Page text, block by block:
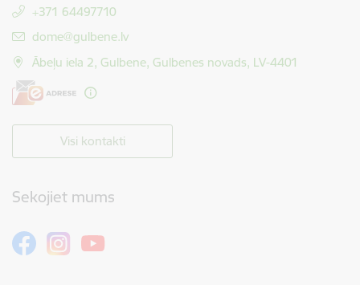
+371 64497710
E-pasts:
dome@gulbene.lv
Ābeļu iela 2, Gulbene, Gulbenes novads, LV-4401
Visi kontakti
Sekojiet mums